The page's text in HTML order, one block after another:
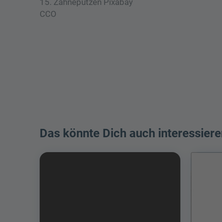
15. Zähneputzen Pixabay
CCO
Das könnte Dich auch